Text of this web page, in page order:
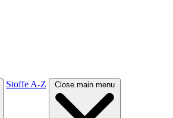
Stoffe A-Z Close main menu